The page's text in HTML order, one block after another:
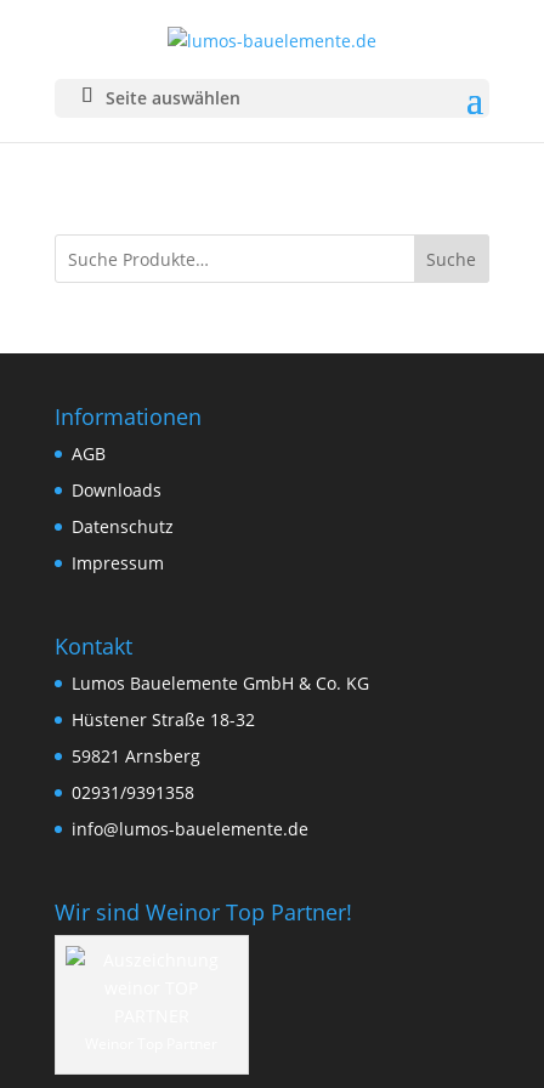
Seite auswählen
Überdachungen
Suche
Informationen
AGB
Downloads
Datenschutz
Impressum
Kontakt
Lumos Bauelemente GmbH & Co. KG
Hüstener Straße 18-32
59821 Arnsberg
02931/9391358
info@lumos-bauelemente.de
Wir sind Weinor Top Partner!